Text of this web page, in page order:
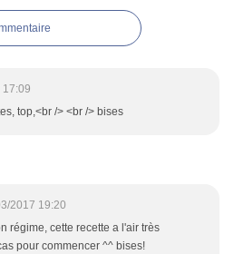
17:09
top,<br /> <br /> bises
2017 19:20
régime, cette recette a l'air très
pour commencer ^^ bises!